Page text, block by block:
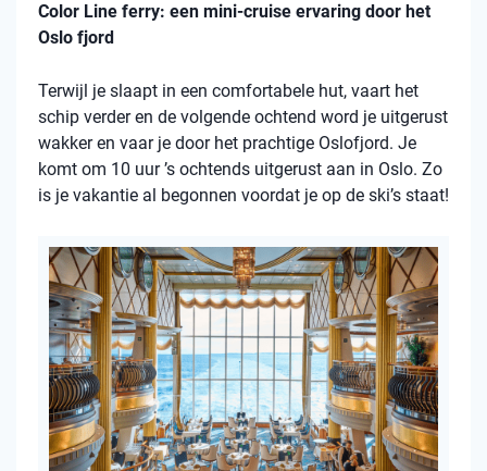
Color Line ferry: een mini-cruise ervaring door het
Oslo fjord
Terwijl je slaapt in een comfortabele hut, vaart het
schip verder en de volgende ochtend word je uitgerust
wakker en vaar je door het prachtige Oslofjord. Je
komt om 10 uur ’s ochtends uitgerust aan in Oslo. Zo
is je vakantie al begonnen voordat je op de ski’s staat!